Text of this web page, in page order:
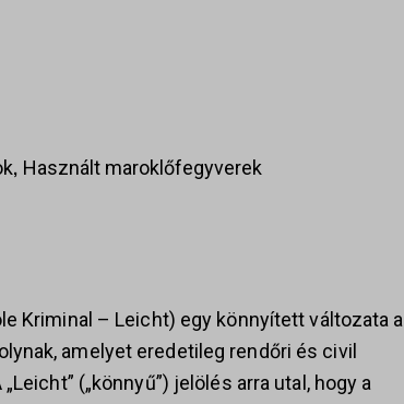
, Használt maroklőfegyverek
Kriminal – Leicht) egy könnyített változata a
amelyet eredetileg rendőri és civil
(„könnyű”) jelölés arra utal, hogy a